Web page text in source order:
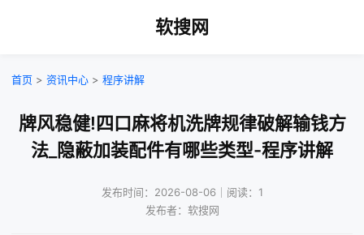
软搜网
首页 > 资讯中心 > 程序讲解
牌风稳健!四口麻将机洗牌规律破解输钱方
法_隐蔽加装配件有哪些类型-程序讲解
发布时间：2026-08-06｜阅读：1
发布者：软搜网